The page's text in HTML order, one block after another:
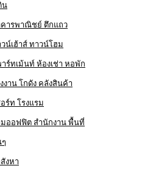
น
คารพาณิชย์ ตึกแถว
น์เฮ้าส์ ทาวน์โฮม
ร์ทเม้นท์ ห้องเช่า หอพัก
งาน โกดัง คลังสินค้า
ร์ท โรงแรม
ออฟฟิต สำนักงาน พื้นที่
งหา